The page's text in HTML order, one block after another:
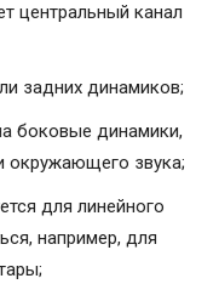
центральный канал
задних динамиков;
боковые динамики,
окружающего звука;
для линейного
например, для